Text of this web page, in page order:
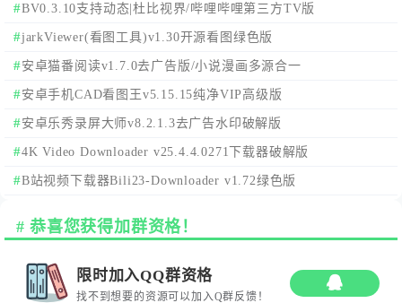
BV0.3.10支持动态|杜比视界/哔哩哔哩第三方TV版
jarkViewer(看图工具)v1.30开源看图绿色版
安卓猫番阅读v1.7.0去广告版/小说漫画多源合一
安卓手机CAD看图王v5.15.15纯净VIP高级版
安卓乐秀录屏大师v8.2.1.3去广告水印破解版
4K Video Downloader v25.4.4.0271下载器破解版
B站视频下载器Bili23-Downloader v1.72绿色版
恭喜您获得加群资格！
限时加入QQ群资格
找不到想要的资源可以加入Q群反馈！